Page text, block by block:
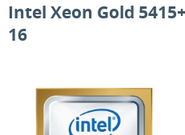
Intel Xeon Gold
16